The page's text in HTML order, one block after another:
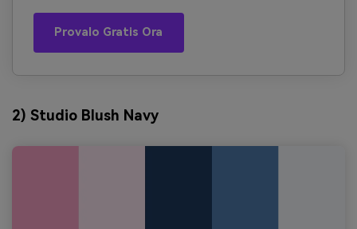
Provalo Gratis Ora
2) Studio Blush Navy